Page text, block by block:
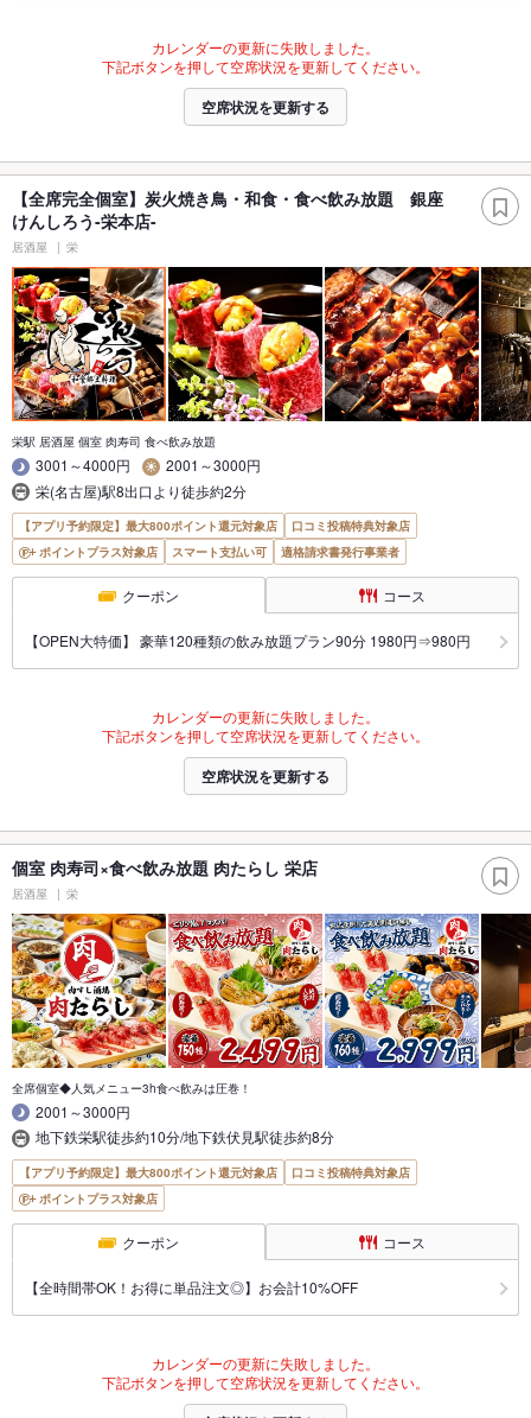
カレンダーの更新に失敗しました。
下記ボタンを押して空席状況を更新してください。
空席状況を更新する
【全席完全個室】炭火焼き鳥・和食・食べ飲み放題 銀座
けんしろう-栄本店-
居酒屋 栄
栄駅 居酒屋 個室 肉寿司 食べ飲み放題
3001～4000円
2001～3000円
栄(名古屋)駅8出口より徒歩約2分
【アプリ予約限定】最大800ポイント還元対象店
口コミ投稿特典対象店
ポイントプラス対象店
スマート支払い可 適格請求書発行事業者
クーポン コース
【OPEN大特価】 豪華120種類の飲み放題プラン90分 1980円⇒980円
カレンダーの更新に失敗しました。
下記ボタンを押して空席状況を更新してください。
空席状況を更新する
個室 肉寿司×食べ飲み放題 肉たらし 栄店
居酒屋 栄
全席個室◆人気メニュー3h食べ飲みは圧巻！
2001～3000円
地下鉄栄駅徒歩約10分/地下鉄伏見駅徒歩約8分
【アプリ予約限定】最大800ポイント還元対象店
口コミ投稿特典対象店
ポイントプラス対象店
クーポン コース
【全時間帯OK！お得に単品注文◎】お会計10%OFF
カレンダーの更新に失敗しました。
下記ボタンを押して空席状況を更新してください。